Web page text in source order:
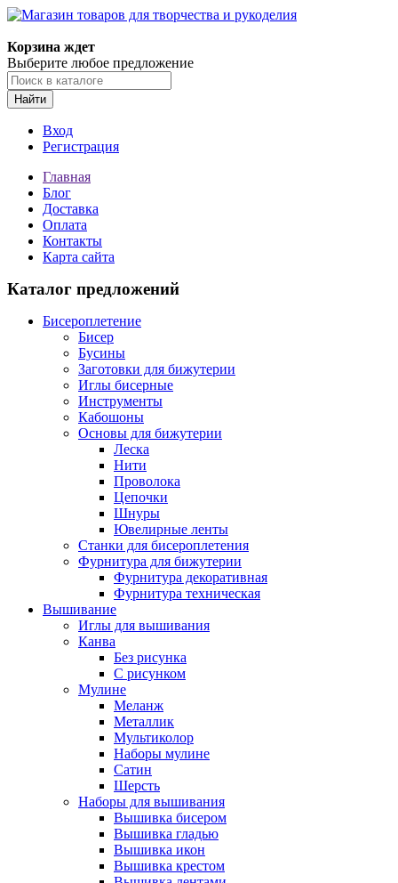
Корзина ждет
Выберите любое предложение
Найти
Вход
Регистрация
Главная
Блог
Доставка
Оплата
Контакты
Карта сайта
Каталог предложений
Бисероплетение
Бисер
Бусины
Заготовки для бижутерии
Иглы бисерные
Инструменты
Кабошоны
Основы для бижутерии
Леска
Нити
Проволока
Цепочки
Шнуры
Ювелирные ленты
Станки для бисероплетения
Фурнитура для бижутерии
Фурнитура декоративная
Фурнитура техническая
Вышивание
Иглы для вышивания
Канва
Без рисунка
С рисунком
Мулине
Меланж
Металлик
Мультиколор
Наборы мулине
Сатин
Шерсть
Наборы для вышивания
Вышивка бисером
Вышивка гладью
Вышивка икон
Вышивка крестом